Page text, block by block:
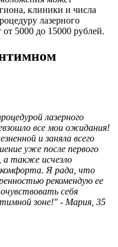
клиники и числа
лазерного
5000 до 15000 рублей.
лазерного
все мои ожидания!
и заняла всего
уже после первого
а также исчезло
Я рада, что
рекомендую ее
себя
зоне!" - Мария, 35